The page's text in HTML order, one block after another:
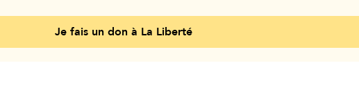
Je fais un don à La Liberté